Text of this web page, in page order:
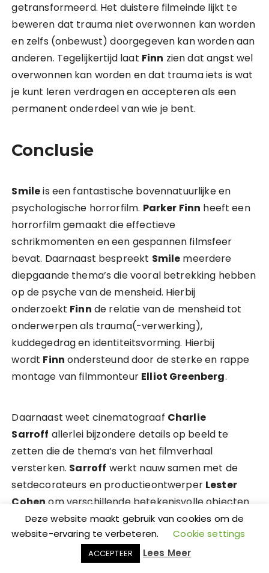
getransformeerd. Het duistere filmeinde lijkt te
beweren dat trauma niet overwonnen kan worden
en zelfs (onbewust) doorgegeven kan worden aan
anderen. Tegelijkertijd laat Finn zien dat angst wel
overwonnen kan worden en dat trauma iets is wat
je kunt leren verdragen en accepteren als een
permanent onderdeel van wie je bent.
Conclusie
Smileis een fantastische bovennatuurlijke en
psychologische horrorfilm. Parker Finn heeft een
horrorfilm gemaakt die effectieve
schrikmomenten en een gespannen filmsfeer
bevat. Daarnaast bespreekt Smile meerdere
diepgaande thema’s die vooral betrekking hebben
op de psyche van de mensheid. Hierbij
onderzoekt Finn de relatie van de mensheid tot
onderwerpen als trauma(-verwerking),
kuddegedrag en identiteitsvorming. Hierbij
wordt Finn ondersteund door de sterke en rappe
montage van filmmonteur Elliot Greenberg.
Daarnaast weet cinematograaf Charlie
Sarroff allerlei bijzondere details op beeld te
zetten die de thema’s van het filmverhaal
versterken. Sarroff werkt nauw samen met de
setdecorateurs en productieontwerper Lester
Cohen om verschillende betekenisvolle objecten
duidelijk in beeld te brengen.Sarroffmaakt veel
gebruik van vloeiende, draaiende en uitzoomende
camerabewegingen. Deze bewegingen
Deze website maakt gebruik van cookies om de
website-ervaring te verbeteren.
Cookie settings
ACCEPTEER Lees Meer